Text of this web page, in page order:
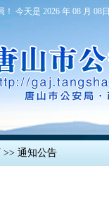
今天是 2026 年 08 月 08日
>> 通知公告